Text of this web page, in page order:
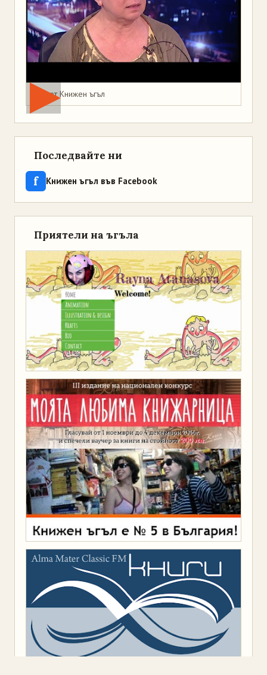
Мая от Книжен ъгъл
Последвайте ни
f Книжен ъгъл във Facebook
Приятели на ъгъла